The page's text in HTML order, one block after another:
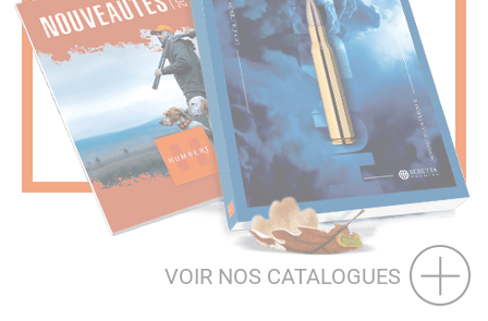
VOIR NOS CATALOGUES